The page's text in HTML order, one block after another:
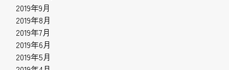
2019年9月
2019年8月
2019年7月
2019年6月
2019年5月